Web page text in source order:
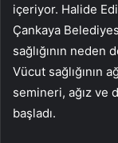
içeriyor. Halide
Çankaya
sağlığının
Vücut sağlığının
semineri, ağız ve
başladı.